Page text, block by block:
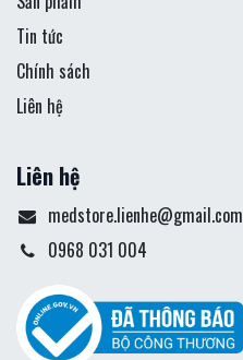
Tin tức
Chính sách
Liên hệ
Liên hệ
medstore.lienhe@gmail.com
0968 031 004